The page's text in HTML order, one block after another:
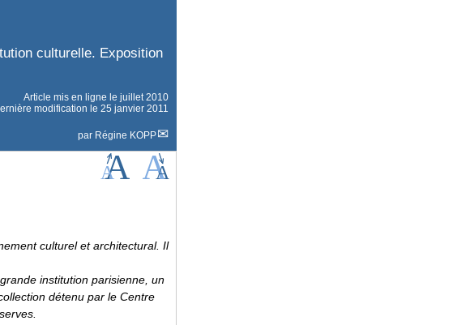
culturelle. Exposition
Article mis en ligne le juillet 2010
modification le 25 janvier 2011
par Régine KOPP
culturel et architectural. Il
institution parisienne, un
détenu par le Centre